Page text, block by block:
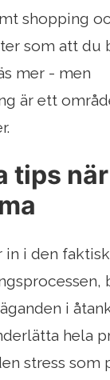
shopping
som att du
mer - men
är ett
tips
in i den
i
hela
stress som